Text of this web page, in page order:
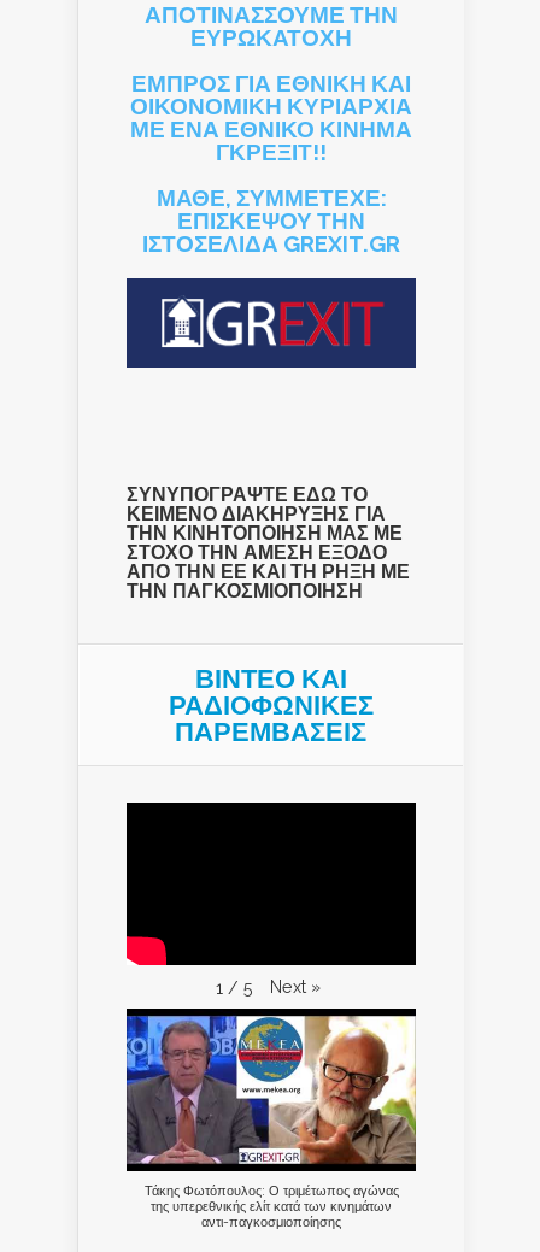
ΑΠΟΤΙΝΑΣΣΟΥΜΕ ΤΗΝ
ΕΥΡΩΚΑΤΟΧΗ
ΕΜΠΡΟΣ ΓΙΑ ΕΘΝΙΚΗ ΚΑΙ
ΟΙΚΟΝΟΜΙΚΗ ΚΥΡΙΑΡΧΙΑ
ΜΕ ΕΝΑ ΕΘΝΙΚΟ ΚΙΝΗΜΑ
ΓΚΡΕΞΙΤ!!
ΜΑΘΕ, ΣΥΜΜΕΤΕΧΕ:
ΕΠΙΣΚΕΨΟΥ ΤΗΝ
ΙΣΤΟΣΕΛΙΔΑ GREXIT.GR
ΣΥΝΥΠΟΓΡΑΨΤΕ ΕΔΩ ΤΟ
ΚΕΙΜΕΝΟ ΔΙΑΚΗΡΥΞΗΣ ΓΙΑ
ΤΗΝ ΚΙΝΗΤΟΠΟΙΗΣΗ ΜΑΣ ΜΕ
ΣΤΟΧΟ ΤΗΝ ΑΜΕΣΗ ΕΞΟΔΟ
ΑΠΟ ΤΗΝ ΕΕ ΚΑΙ ΤΗ ΡΗΞΗ ΜΕ
ΤΗΝ ΠΑΓΚΟΣΜΙΟΠΟΙΗΣΗ
ΒΙΝΤΕΟ ΚΑΙ
ΡΑΔΙΟΦΩΝΙΚΕΣ
ΠΑΡΕΜΒΑΣΕΙΣ
1 / 5 Next »
Τάκης Φωτόπουλος: Ο τριμέτωπος αγώνας
της υπερεθνικής ελίτ κατά των κινημάτων
αντι-παγκοσμιοποίησης